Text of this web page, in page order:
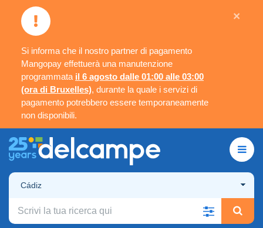
Si informa che il nostro partner di pagamento
Mangopay effettuerà una manutenzione
programmata il 6 agosto dalle 01:00 alle 03:00
(ora di Bruxelles), durante la quale i servizi di
pagamento potrebbero essere temporaneamente
non disponibili.
×
Cádiz